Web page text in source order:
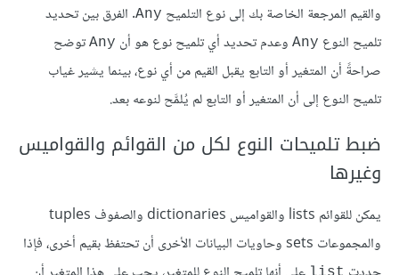
والقيم المرجعة الخاصة بك إلى نوع التلميح Any. الفرق بين تحديد
تلميح النوع Any وعدم تحديد أي تلميح نوع هو أن Any توضح
صراحةً أن المتغير أو التابع يقبل القيم من أي نوع، بينما يشير غياب
تلميح النوع إلى أن المتغير أو التابع لم يُلمَّح لنوعه بعد.
ضبط تلميحات النوع لكل من القوائم والقواميس
وغيرها
يمكن للقوائم lists والقواميس dictionaries والصفوف tuples
والمجموعات sets وحاويات البيانات الأخرى أن تحتفظ بقيم أخرى، فإذا